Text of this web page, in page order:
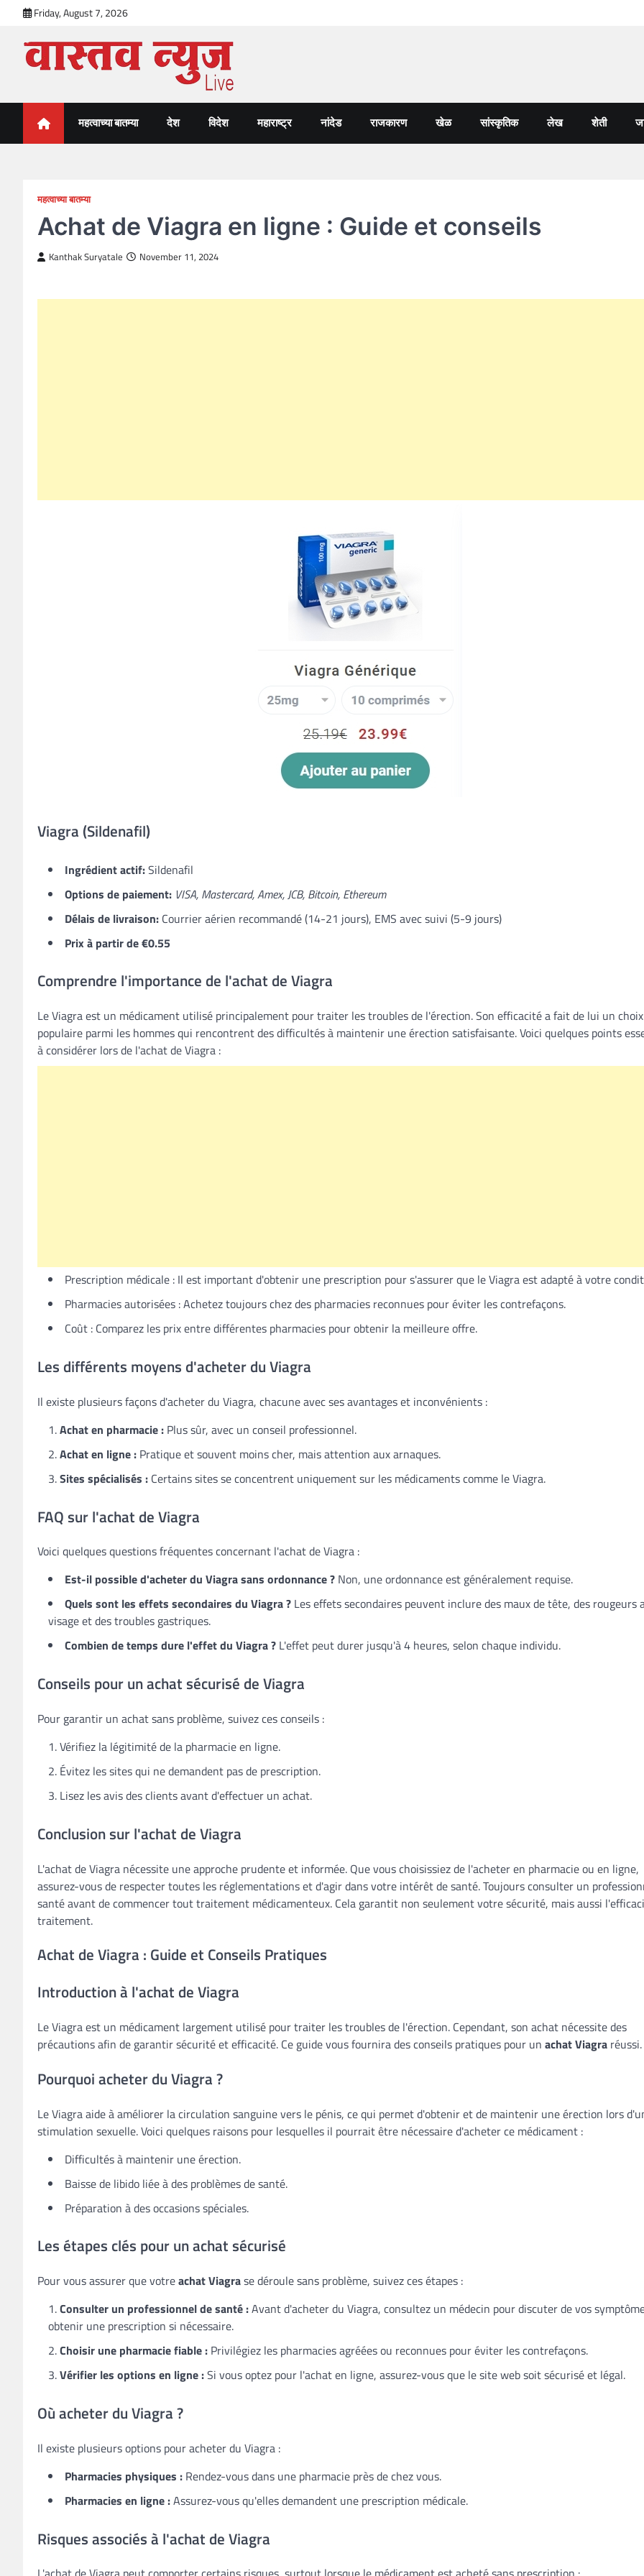
content
Friday, August 7, 2026
VastavNEWSLive.com
महत्वाच्या बातम्या देश विदेश महाराष्ट्र नांदेड राजकारण खेळ सांस्कृतिक लेख शेती
महत्वाच्या बातम्या
Achat de Viagra en ligne : Guide et conseils
Kanthak Suryatale November 11, 2024
Viagra (Sildenafil​)
Ingrédient actif:Sildenafil
Options de paiement: VISA, Mastercard, Amex, JCB, Bitcoin, Ethereum
Délais de livraison: Courrier aérien recommandé (14-21 jours), EMS avec suivi (5-9 jours)
Prix à partir de €0.55
Comprendre l'importance de l'achat de Viagra
Le Viagra est un médicament utilisé principalement pour traiter les troubles de l'érection. Son efficacité a fait de lui un choix
populaire parmi les hommes qui rencontrent des difficultés à maintenir une érection satisfaisante. Voici quelques points
à considérer lors de l'achat de Viagra :
Prescription médicale : Il est important d'obtenir une prescription pour s'assurer que le Viagra est adapté à votre
Pharmacies autorisées : Achetez toujours chez des pharmacies reconnues pour éviter les contrefaçons.
Coût : Comparez les prix entre différentes pharmacies pour obtenir la meilleure offre.
Les différents moyens d'acheter du Viagra
Il existe plusieurs façons d'acheter du Viagra, chacune avec ses avantages et inconvénients :
Achat en pharmacie : Plus sûr, avec un conseil professionnel.
Achat en ligne : Pratique et souvent moins cher, mais attention aux arnaques.
Sites spécialisés : Certains sites se concentrent uniquement sur les médicaments comme le Viagra.
FAQ sur l'achat de Viagra
Voici quelques questions fréquentes concernant l'achat de Viagra :
Est-il possible d'acheter du Viagra sans ordonnance ? Non, une ordonnance est généralement requise.
Quels sont les effets secondaires du Viagra ? Les effets secondaires peuvent inclure des maux de tête, des rougeurs
visage et des troubles gastriques.
Combien de temps dure l'effet du Viagra ? L'effet peut durer jusqu'à 4 heures, selon chaque individu.
Conseils pour un achat sécurisé de Viagra
Pour garantir un achat sans problème, suivez ces conseils :
Vérifiez la légitimité de la pharmacie en ligne.
Évitez les sites qui ne demandent pas de prescription.
Lisez les avis des clients avant d'effectuer un achat.
Conclusion sur l'achat de Viagra
L'achat de Viagra nécessite une approche prudente et informée. Que vous choisissiez de l'acheter en pharmacie ou en ligne,
assurez-vous de respecter toutes les réglementations et d'agir dans votre intérêt de santé. Toujours consulter un
santé avant de commencer tout traitement médicamenteux. Cela garantit non seulement votre sécurité, mais aussi
traitement.
Achat de Viagra : Guide et Conseils Pratiques
Introduction à l'achat de Viagra
Le Viagra est un médicament largement utilisé pour traiter les troubles de l'érection. Cependant, son achat nécessite des
précautions afin de garantir sécurité et efficacité. Ce guide vous fournira des conseils pratiques pour un achat Viagra réussi.
Pourquoi acheter du Viagra ?
Le Viagra aide à améliorer la circulation sanguine vers le pénis, ce qui permet d'obtenir et de maintenir une érection lors
stimulation sexuelle. Voici quelques raisons pour lesquelles il pourrait être nécessaire d'acheter ce médicament :
Difficultés à maintenir une érection.
Baisse de libido liée à des problèmes de santé.
Préparation à des occasions spéciales.
Les étapes clés pour un achat sécurisé
Pour vous assurer que votreachat Viagrase déroule sans problème, suivez ces étapes :
Consulter un professionnel de santé :Avant d'acheter du Viagra, consultez un médecin pour discuter de vos
obtenir une prescription si nécessaire.
Choisir une pharmacie fiable : Privilégiez les pharmacies agréées ou reconnues pour éviter les contrefaçons.
Vérifier les options en ligne :Si vous optez pour l'achat en ligne, assurez-vous que le site web soit sécurisé et légal.
Où acheter du Viagra ?
Il existe plusieurs options pour acheter du Viagra :
Pharmacies physiques : Rendez-vous dans une pharmacie près de chez vous.
Pharmacies en ligne :Assurez-vous qu'elles demandent une prescription médicale.
Risques associés à l'achat de Viagra